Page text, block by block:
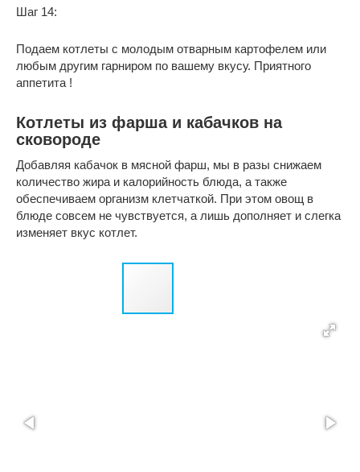
Шаг 14:
Подаем котлеты с молодым отварным картофелем или
любым другим гарниром по вашему вкусу. Приятного
аппетита !
Котлеты из фарша и кабачков на
сковороде
Добавляя кабачок в мясной фарш, мы в разы снижаем
количество жира и калорийность блюда, а также
обеспечиваем организм клетчаткой. При этом овощ в
блюде совсем не чувствуется, а лишь дополняет и слегка
изменяет вкус котлет.